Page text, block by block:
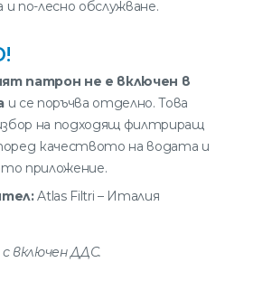
по-лесно обслужване.
патрон не е включен в
и се поръчва отделно. Това
на подходящ филтриращ
качеството на водата и
приложение.
Atlas Filtri – Италия
включен ДДС.